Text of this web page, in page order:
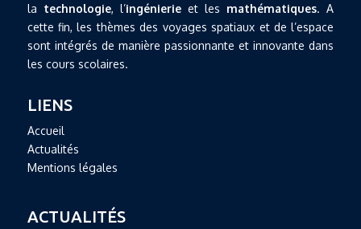
la technologie, l’ingénierieet les mathématiques. A
cette fin, les thèmes des voyages spatiaux et de l’espace
sont intégrés de manière passionnante et innovante dans
les cours scolaires.
LIENS
Accueil
Actualités
Mentions légales
ACTUALITÉS